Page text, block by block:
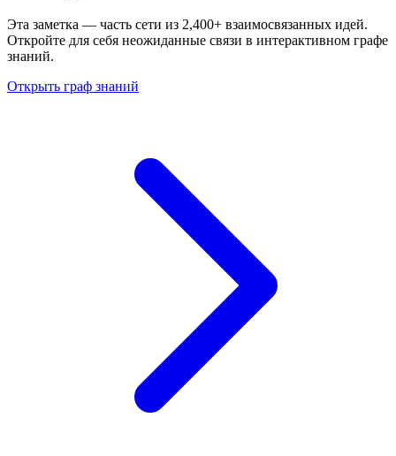
Эта заметка — часть сети из 2,400+ взаимосвязанных идей.
Откройте для себя неожиданные связи в интерактивном графе
знаний.
Открыть граф знаний